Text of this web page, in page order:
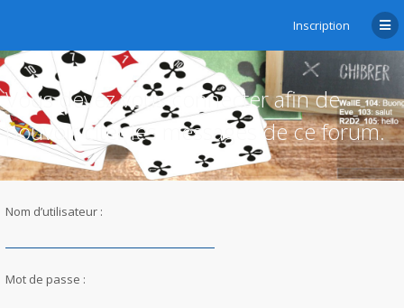
Inscription
Vous devez vous connecter afin de
pouvoir citer les messages de ce forum.
Nom d’utilisateur :
Mot de passe :